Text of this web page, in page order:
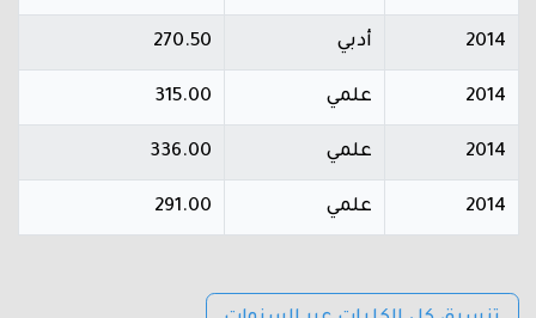
2014 أدبي 270.50
2014 علمي 315.00
2014 علمي 336.00
2014 علمي 291.00